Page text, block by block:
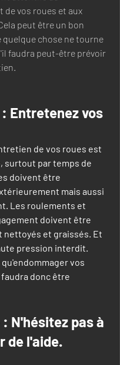
de vos roues et aux
peut être un bon
chose ne tourne
faudra peut-être prévoir
Entretenez vos
de vos roues est
surtout par temps de
doivent être
mais aussi
Les roulements et
doivent être
nettoyés et graissés. Et
pression interdit.
vos
donc être
N'hésitez pas à
de l'aide.